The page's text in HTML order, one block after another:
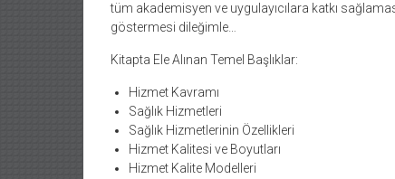
tüm akademisyen ve uygulayıcılara katkı
göstermesi dileğimle…
Kitapta Ele Alınan Temel Başlıklar:
Hizmet Kavramı
Sağlık Hizmetleri
Sağlık Hizmetlerinin Özellikleri
Hizmet Kalitesi ve Boyutları
Hizmet Kalite Modelleri